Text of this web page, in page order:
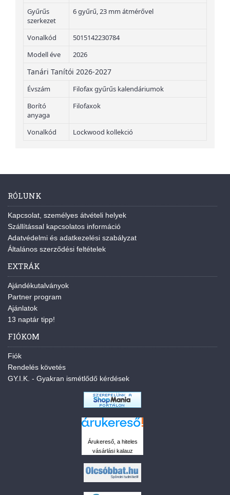
Gyűrűs
szerkezet
6 gyűrű, 23 mm átmérővel
Vonalkód
5015142230784
Modell éve
2026
Tanári Tanítói 2026-2027
Évszám
Filofax gyűrűs kalendáriumok
Borító
anyaga
Filofaxok
Vonalkód Lockwood kollekció
RÓLUNK
Kapcsolat, személyes átvételi helyek
Szállítással kapcsolatos információ
Adatvédelmi és adatkezelési szabályzat
Általános szerződési feltételek
EXTRÁK
Ajándékutalványok
Partner program
Ajánlatok
13 naptár tipp!
FIÓKOM
Fiók
Rendelés követés
GY.I.K. - Gyakran ismétlődő kérdések
Árukereső, a hiteles
vásárlási kalauz